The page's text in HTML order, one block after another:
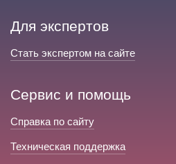
Для экспертов
Стать экспертом на сайте
Сервис и помощь
Справка по сайту
Техническая поддержка